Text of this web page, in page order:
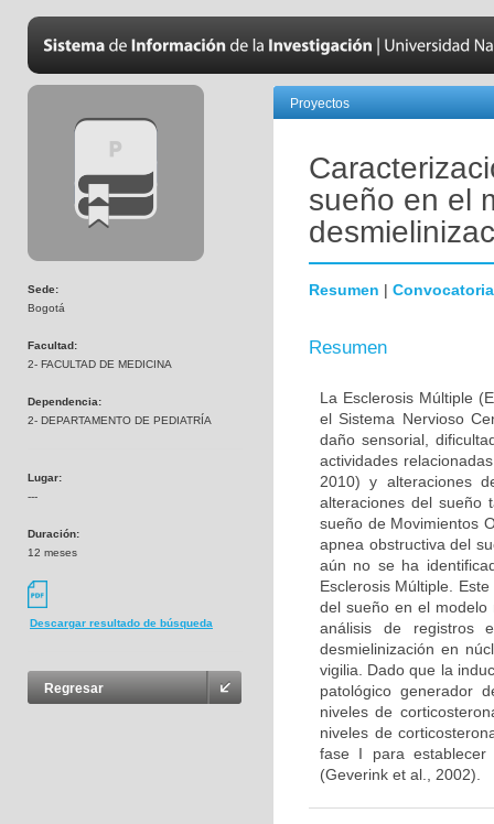
Sede:
Bogotá
Facultad:
2- FACULTAD DE MEDICINA
Dependencia:
2- DEPARTAMENTO DE PEDIATRÍA
Lugar:
---
Duración:
12 meses
Descargar resultado de búsqueda
Regresar
Proyectos
sueño en el
Resumen | Convocatoria
Resumen
La Esclerosis Múltiple
el Sistema Nervioso
daño sensorial,
actividades
2010) y alteraciones
alteraciones del sueño
sueño de Movimientos
apnea obstructiva del
aún no se ha
Esclerosis Múltiple.
del sueño en el modelo
análisis de registros
desmielinización en
vigilia. Dado que la
patológico generador
niveles de
niveles de
fase I para establecer
(Geverink et al., 2002).